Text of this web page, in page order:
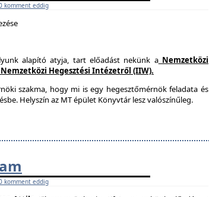
komment eddig
alapító atyja, tart előadást nekünk aNemzetközi
Hegesztési Intézetről (IIW).
szakma, hogy mi is egy hegesztőmérnök feladata és
Helyszín az MT épület Könyvtár lesz valószínűleg.
komment eddig